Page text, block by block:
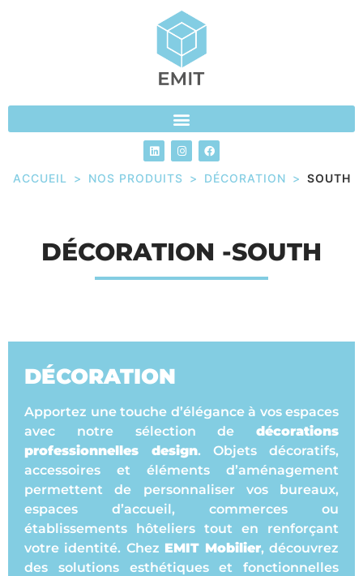
ACCUEIL > NOS PRODUITS > DÉCORATION > SOUTH
DÉCORATION -SOUTH
DÉCORATION
Apportez une touche d’élégance à vos espaces
avec notre sélection de décorations
professionnelles design. Objets décoratifs,
accessoires et éléments d’aménagement
permettent de personnaliser vos bureaux,
espaces d’accueil, commerces ou
établissements hôteliers tout en renforçant
votre identité. Chez EMIT Mobilier, découvrez
des solutions esthétiques et fonctionnelles